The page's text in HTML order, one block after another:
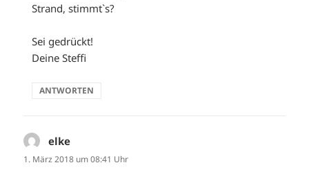
Strand, stimmt`s?
Sei gedrückt!
Deine Steffi
ANTWORTEN
elke
1. März 2018 um 08:41 Uhr